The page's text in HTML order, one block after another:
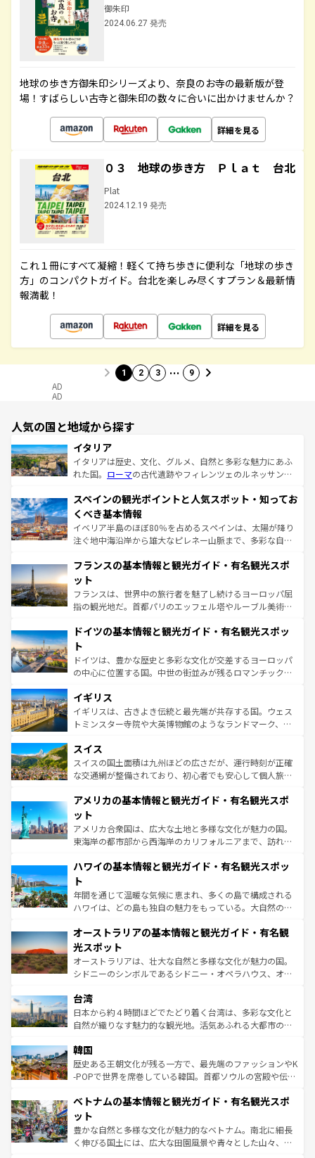
御朱印
2024.06.27 発売
地球の歩き方御朱印シリーズより、奈良のお寺の最新版が登
場！すばらしい古寺と御朱印の数々に合いに出かけませんか？
詳細を見る
０３ 地球の歩き方 Ｐｌａｔ 台北
Plat
2024.12.19 発売
これ１冊にすべて凝縮！軽くて持ち歩きに便利な「地球の歩き
方」のコンパクトガイド。台北を楽しみ尽くすプラン＆最新情
報満載！
詳細を見る
1 2 3 … 9
AD
AD
人気の国と地域から探す
イタリア
イタリアは歴史、文化、グルメ、自然と多彩な魅力にあふ
れた国。 ローマの古代遺跡やフィレンツェのルネッサンス
ろん、トスカーナの美しい田園風景やアマルフィ海岸の絶
景など、自然景観も見逃せない。観光の合間には、本場の
ピザやパスタなど、絶品のイタリア料理を堪能することも
できる。朝目覚めてから夜眠るまで、すべての瞬間を楽し
なお、新着のイタリア情報はコンテンツ一覧を参照してほ
しい。
スペインの観光ポイントと人気スポット・知ってお
くべき基本情報
イベリア半島のほぼ80％を占めるスペインは、太陽が降り
注ぐ地中海沿岸から雄大なピレネー山脈まで、多彩な自然
文化が根付くこの国では、情熱的なフラメンコ、熱気あふ
れる闘牛、そして美味しいタパスが生活の一部となってい
る。首都マドリードの洗練された雰囲気や、バルセロナの
アートに溢れた街角から、地方では古代ローマ遺跡や中世
せる。地方によって風土や気候が異なるスペインはその個
ンテンツ一覧 を参照してほしい。
フランスの基本情報と観光ガイド・有名観光スポ
ット
フランスは、世界中の旅行者を魅了し続けるヨーロッパ屈
指の観光地だ。首都パリのエッフェル塔やルーブル美術館
で、幅広い魅力が詰まっている。華麗な宮殿、歴史的な大
聖堂、美しいビーチ、そして豊かな自然が、訪れる者を心
から魅了する。また、フランスは美食の国としても知ら
れ、フランス料理はユネスコ無形文化遺産にも登録されて
香り高いラベンダー畑など、多彩な楽しみ方が可能だ。さ
らに、パリ以外の地域にも魅力が溢れており、どの街角に
も豊かな歴史と文化が息づいている。パリ以外の個性あふ
を参照してほしい。
ドイツの基本情報と観光ガイド・有名観光スポッ
ト
ドイツは、豊かな歴史と多彩な文化が交差するヨーロッパ
の中心に位置する国。中世の街並みが残るロマンチック街
顔を持つこの国は、どこを歩いても飽きることがない。ベ
ルリンの文化的活気、バイエルン州のアルプスの絶景、そ
してライン川沿いのワイン畑といった風景は必見。ビール
は、お酒好きな人にはぜひ体験してほしい。 なお、新着の
ドイツ情報はコンテンツ一覧を参照してほしい。
イギリス
イギリスは、古きよき伝統と最先端が共存する国。ウェス
トミンスター寺院や大英博物館のようなランドマーク、歴
リアごとに異なる魅力がある。また、優雅なアフタヌーン
ティー、ビール好きにはたまらない英国パブ、サッカー観
戦など、本場だからこそできる体験も豊富。イギリスを旅
ンツ一覧を参照してほしい。
スイス
スイスの国土面積は九州ほどの広さだが、運行時刻が正確
な交通網が整備されており、初心者でも安心して個人旅行
の建物がそのまま残る町や、スイスならではのユニークな
博物館もあり、アルプス観光だけでなく町歩きも満喫する
ことができる。国民の所得が高いため物価も高いが、旅行
者向けの交通パス提供のサービスもあり、うまく活用すれ
着のスイス情報はコンテンツ一覧を参照してほしい。
アメリカの基本情報と観光ガイド・有名観光スポ
ット
アメリカ合衆国は、広大な土地と多様な文化が魅力の国。
東海岸の都市部から西海岸のカリフォルニアまで、訪れる
のような巨大都市は、観光、ショッピング、エンターテイ
ンメントが詰まった刺激的なスポットだ。一方、アメリカ
西部には大自然が広がり、グランドキャニオンやイエロー
ストーン国立公園といった絶景が堪能できる。さらに、南
文化が魅力。旅行者はアメリカの各地域で異なる魅力を楽
しみながら、その多様性と豊かな歴史を感じることができ
るだろう。車でのロードトリップや列車の旅も、アメリカ
ならではの贅沢な旅のスタイルだ。 なお、新着のアメリカ
情報は コンテンツ一覧 を参照してほしい。
ハワイの基本情報と観光ガイド・有名観光スポッ
ト
年間を通じて温暖な気候に恵まれ、多くの島で構成される
ハワイは、どの島も独自の魅力をもっている。大自然の神
ワイ島は見逃せない。また、定番の観光地といえばオアフ
島だが、静かな自然を求めるならマウイ島やカウアイ島が
おすすめ。エメラルドグリーンに輝く海をはじめ、豊かな
文化や歴史が息づいている。「アロハスピリット」と呼ば
人々、おいしいローカルフードやハワイアンミュージッ
ク、伝統的なフラダンスなど、すべてがハワイの魅力を彩
っている。訪れるたびに新しい発見と感動が待っているハ
はコンテンツ一覧
オーストラリアの基本情報と観光ガイド・有名観
光スポット
オーストラリアは、壮大な自然と多様な文化が魅力の国。
シドニーのシンボルであるシドニー・オペラハウス、オー
リアリーフや大陸中央部にそびえるウルル（エアーズロッ
ク）、タスマニアの美しい原生林やケアンズの熱帯雨林な
ど、見どころがたくさん。また、カフェやワイン、オージ
いる。アクティビティも充実しており、サーフィンやダイ
ビング、ハイキングなど、アウトドア好きにはたまらな
い。オーストラリアの多彩な魅力を存分に味わいつくそ
参照してほしい。
台湾
日本から約４時間ほどでたどり着く台湾は、多彩な文化と
自然が織りなす魅力的な観光地。活気あふれる大都市の台
ン）、静ひつな山岳地帯である台湾東部など、都市の喧騒
と山間の静けさが共存しており、訪れる人に新しい発見と
驚きをもたらしてくれる。また、奥深い台湾の食文化も魅
容にもいいと評判のスイーツなど、バラエティ豊かな料理
照してほしい。
韓国
歴史ある王朝文化が残る一方で、最先端のファッションやK
-POPで世界を席巻している韓国。首都ソウルの宮殿や伝統
き、地方に足を延ばせば四季折々の自然美を楽しむことが
できる。そして、キムチや焼肉、絶品のストリートフード
まで、さまざまな韓国料理が待っている。夜には、韓国な
らではのナイトライフも堪能できる。あたたかいホスピタ
ベトナムの基本情報と観光ガイド・有名観光スポ
ット
豊かな自然と多様な文化が魅力的なベトナム。南北に細長
く伸びる国土には、広大な田園風景や青々とした山々、世